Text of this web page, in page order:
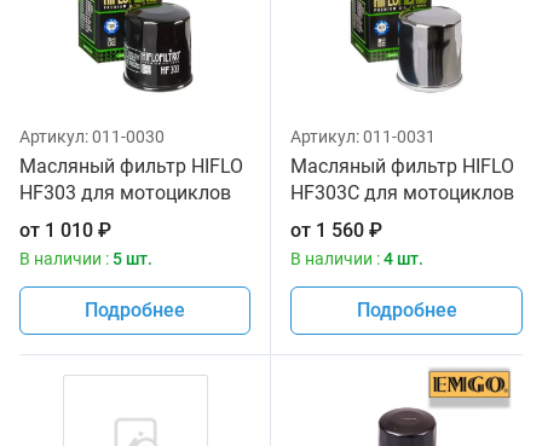
Артикул:011-0030
Масляный фильтр HIFLO
HF303 для мотоциклов
от 1 010 ₽
В наличии : 5 шт.
Подробнее
Артикул:011-0031
Масляный фильтр HIFLO
HF303C для мотоциклов
от 1 560 ₽
В наличии :4 шт.
Подробнее